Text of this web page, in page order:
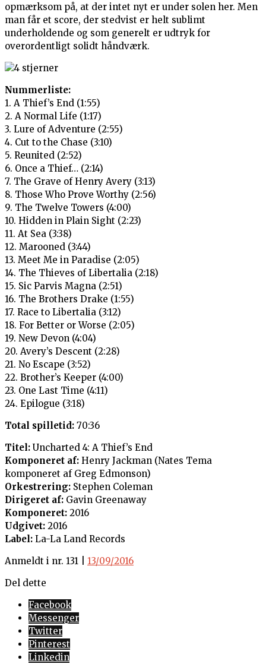
opmærksom på, at der intet nyt er under solen her. Men
man får et score, der stedvist er helt sublimt
underholdende og som generelt er udtryk for
overordentligt solidt håndværk.
Nummerliste:
1. A Thief’s End (1:55)
2. A Normal Life (1:17)
3. Lure of Adventure (2:55)
4. Cut to the Chase (3:10)
5. Reunited (2:52)
6. Once a Thief… (2:14)
7. The Grave of Henry Avery (3:13)
8. Those Who Prove Worthy (2:56)
9. The Twelve Towers (4:00)
10. Hidden in Plain Sight (2:23)
11. At Sea (3:38)
12. Marooned (3:44)
13. Meet Me in Paradise (2:05)
14. The Thieves of Libertalia (2:18)
15. Sic Parvis Magna (2:51)
16. The Brothers Drake (1:55)
17. Race to Libertalia (3:12)
18. For Better or Worse (2:05)
19. New Devon (4:04)
20. Avery’s Descent (2:28)
21. No Escape (3:52)
22. Brother’s Keeper (4:00)
23. One Last Time (4:11)
24. Epilogue (3:18)
Total spilletid: 70:36
Titel: Uncharted 4: A Thief’s End
Komponeret af: Henry Jackman (Nates Tema
komponeret af Greg Edmonson)
Orkestrering: Stephen Coleman
Dirigeret af: Gavin Greenaway
Komponeret: 2016
Udgivet: 2016
Label: La-La Land Records
Anmeldt i nr. 131 | 13/09/2016
Del dette
Facebook
Messenger
Twitter
Pinterest
Linkedin